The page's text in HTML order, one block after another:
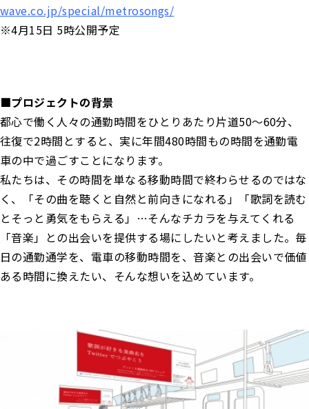
wave.co.jp/special/metrosongs/
※4月15日 5時公開予定
■プロジェクトの背景
都心で働く人々の通勤時間をひとりあたり片道50〜60分、
往復で2時間とすると、実に年間480時間もの時間を通勤電
車の中で過ごすことになります。
私たちは、その時間を単なる移動時間で終わらせるのではな
く、「その曲を聴くと自然と前向きになれる」「歌詞を読む
とそっと勇気をもらえる」…そんなチカラを与えてくれる
「音楽」との出会いを提供する場にしたいと考えました。毎
日の通勤通学を、電車の移動時間を、音楽との出会いで価値
ある時間に換えたい、そんな想いを込めています。